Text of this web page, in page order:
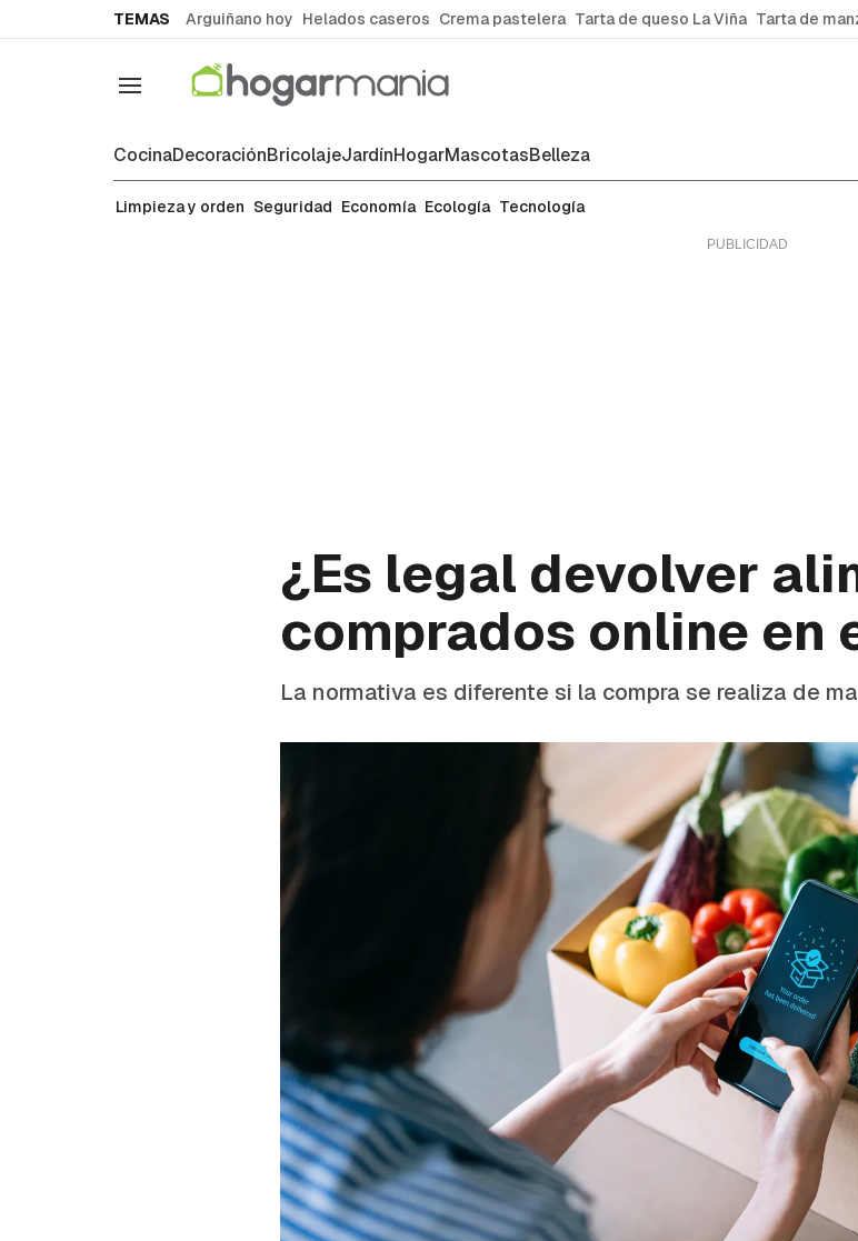
TEMAS Arguiñano hoy Helados caseros Crema pastelera Tarta de queso La Viña Tarta de
Navegación
CocinaDecoraciónBricolajeJardínHogarMascotasBelleza
Economía
Limpieza y orden Seguridad Economía Ecología Tecnología
¿Es legal devolver
comprados online en
La normativa es diferente si la compra se realiza de